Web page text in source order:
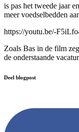
is pas het tweede jaar
meer voedselbedden
https://youtu.be/-
Zoals Bas in de film
de onderstaande
Deel blogpost